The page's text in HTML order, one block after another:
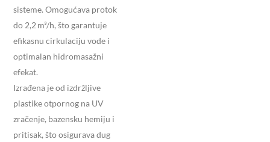
sisteme. Omogućava protok
do 2,2 m³/h, što garantuje
efikasnu cirkulaciju vode i
optimalan hidromasažni
efekat.
Izrađena je od izdržljive
plastike otpornog na UV
zračenje, bazensku hemiju i
pritisak, što osigurava dug